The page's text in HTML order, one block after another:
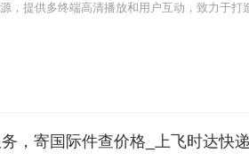
，提供多终端高清播放和用户互动，致力于打
，寄国际件查价格_上飞时达快